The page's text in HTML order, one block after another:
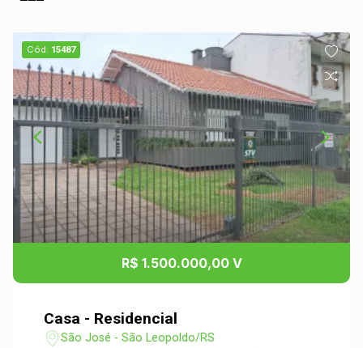
Cód. 15487
R$ 1.500.000,00 V
Casa - Residencial
São José - São Leopoldo/RS